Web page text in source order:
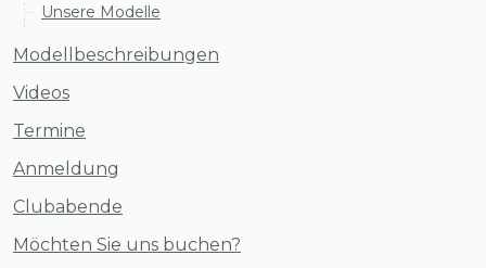
Unsere Modelle
Modellbeschreibungen
Videos
Termine
Anmeldung
Clubabende
Möchten Sie uns buchen?